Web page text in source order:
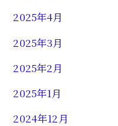
2025年4月
2025年3月
2025年2月
2025年1月
2024年12月